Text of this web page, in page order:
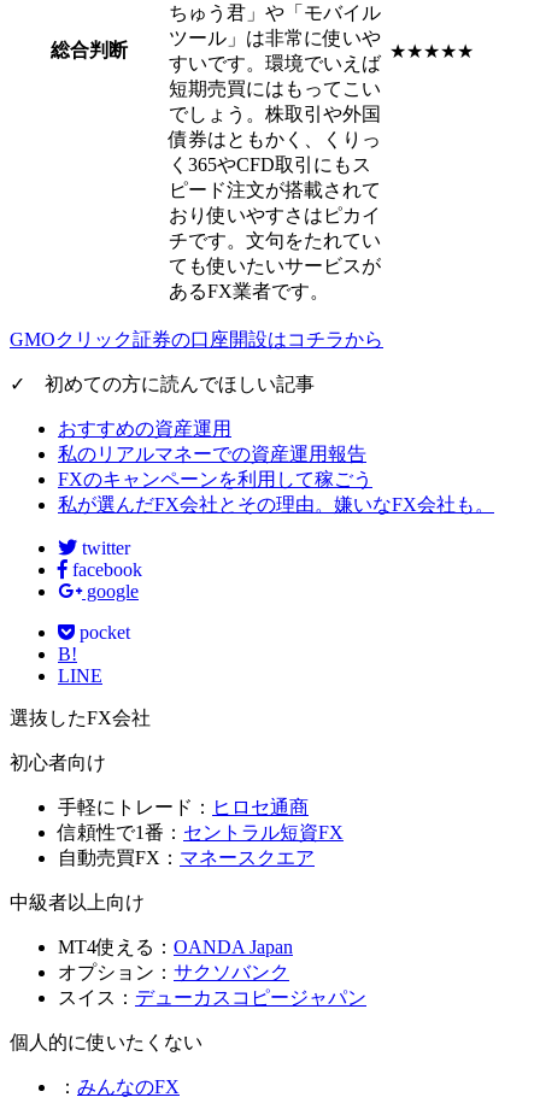
総合判断
ちゅう君」や「モバイル
ツール」は非常に使いや
すいです。環境でいえば
短期売買にはもってこい
でしょう。株取引や外国
債券はともかく、くりっ
く365やCFD取引にもス
ピード注文が搭載されて
おり使いやすさはピカイ
チです。文句をたれてい
ても使いたいサービスが
あるFX業者です。
★★★★★
GMOクリック証券の口座開設はコチラから
✓ 初めての方に読んでほしい記事
おすすめの資産運用
私のリアルマネーでの資産運用報告
FXのキャンペーンを利用して稼ごう
私が選んだFX会社とその理由。嫌いなFX会社も。
twitter
facebook
google
pocket
B!
LINE
選抜したFX会社
初心者向け
手軽にトレード： ヒロセ通商
信頼性で1番： セントラル短資FX
自動売買FX： マネースクエア
中級者以上向け
MT4使える： OANDA Japan
オプション： サクソバンク
スイス： デューカスコピージャパン
個人的に使いたくない
： みんなのFX